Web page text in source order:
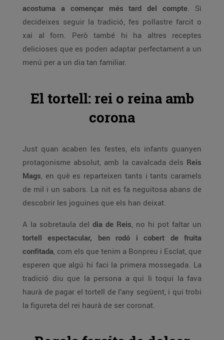
acostuma a començar més tard del compte. Si
decideixes seguir la tradició, fes pollastre farcit o
xai al forn. Però també hi ha altres receptes
delicioses que es poden adaptar perfectament a un
menú per a un dia tan familiar.
El tortell: rei o reina amb
corona
Just quan acaben les festes, els infants guanyen
protagonisme absolut, amb la cavalcada dels Reis
Mags, en què es reparteixen tants i tants caramels
de mil i un sabors. La nit es fa neguitosa abans de
descobrir les joguines que els han deixat.
A la sobretaula del dia de Reis, no hi pot faltar un
tortell espectacular, ben rodó i cobert de fruita
confitada, com els que tenim a Bonpreu i Esclat, que
esperen que algú hi faci la primera mossegada. La
tradició diu que la persona a qui li toqui la fava
haurà de pagar el tortell de l’any següent, i qui trobi
la figureta del rei haurà de ser coronat.